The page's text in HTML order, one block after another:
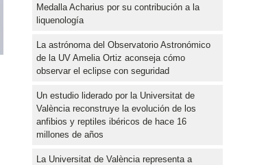
Medalla Acharius por su contribución a la
liquenología
La astrónoma del Observatorio Astronómico
de la UV Amelia Ortiz aconseja cómo
observar el eclipse con seguridad
Un estudio liderado por la Universitat de
València reconstruye la evolución de los
anfibios y reptiles ibéricos de hace 16
millones de años
La Universitat de València representa a